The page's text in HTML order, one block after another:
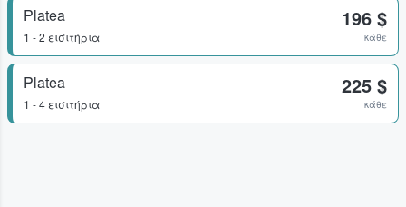
Platea
1 - 2 εισιτήρια
196 $
κάθε
Platea
1 - 4 εισιτήρια
225 $
κάθε